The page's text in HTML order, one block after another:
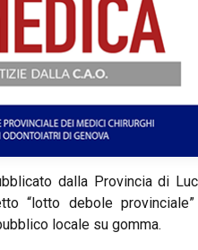
dalla Provincia di
“lotto debole
locale su gomma.